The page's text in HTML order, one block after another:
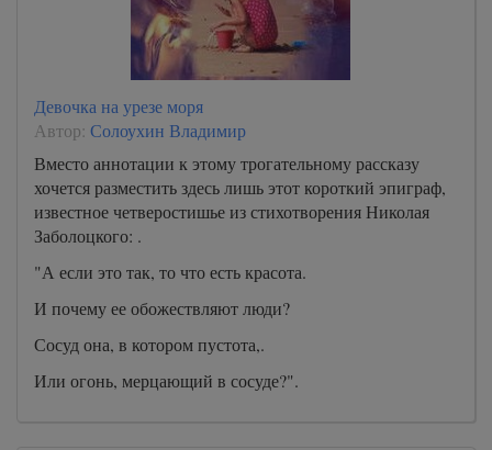
Девочка на урезе моря
Автор: Солоухин Владимир
Вместо аннотации к этому трогательному рассказу
хочется разместить здесь лишь этот короткий эпиграф,
известное четверостишье из стихотворения Николая
Заболоцкого: .
"А если это так, то что есть красота.
И почему ее обожествляют люди?
Сосуд она, в котором пустота,.
Или огонь, мерцающий в сосуде?".